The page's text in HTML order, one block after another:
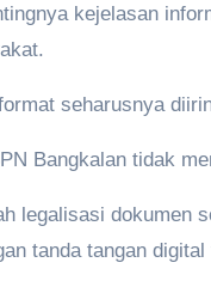
kejelasan
seharusnya
Bangkalan tidak
legalisasi dokumen
tanda tangan